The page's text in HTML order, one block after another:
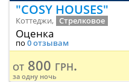
"COSY HOUSES"
Коттеджи, Стрелковое
Оценка
по 0 отзывам
от 800 грн.
за одну ночь